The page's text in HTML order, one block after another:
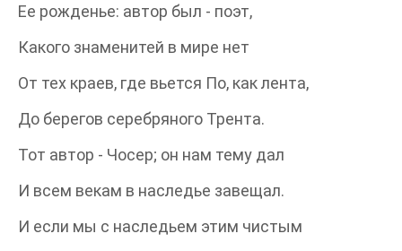
Ее рожденье: автор был - поэт,
Какого знаменитей в мире нет
От тех краев, где вьется По, как лента,
До берегов серебряного Трента.
Тот автор - Чосер; он нам тему дал
И всем векам в наследье завещал.
И если мы с наследьем этим чистым